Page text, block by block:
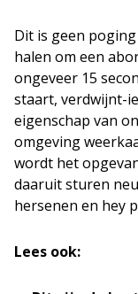
Dit is geen
halen om een
ongeveer 15
staart, verdwijnt-
eigenschap van
omgeving
wordt het
daaruit sturen
hersenen en hey
Lees ook: